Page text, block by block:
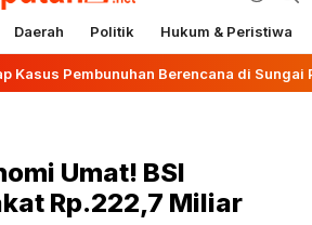
Daerah Politik Hukum & Peristiwa
Berencana di Sungai Pinang
Umat! BSI
Rp.222,7 Miliar